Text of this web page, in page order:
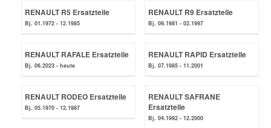
RENAULT R5 Ersatzteile
Bj. 01.1972 - 12.1985
RENAULT R9 Ersatzteile
Bj. 09.1981 - 02.1997
RENAULT RAFALE Ersatzteile
Bj. 06.2023 - heute
RENAULT RAPID Ersatzteile
Bj. 07.1985 - 11.2001
RENAULT RODEO Ersatzteile
Bj. 05.1970 - 12.1987
RENAULT SAFRANE
Ersatzteile
Bj. 04.1992 - 12.2000